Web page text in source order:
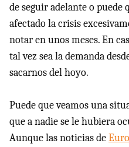
de seguir adelante o puede
afectado la crisis
notar en unos meses. En
tal vez sea la demanda
sacarnos del hoyo.
Puede que veamos una
que a nadie se le hubiera
Aunque las noticias de